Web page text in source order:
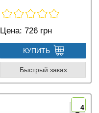
Цена: 726 грн
КУПИТЬ
Быстрый заказ
4